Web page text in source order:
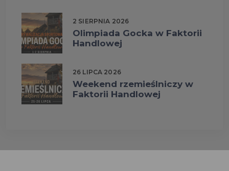
2 SIERPNIA 2026
Olimpiada Gocka w Faktorii
Handlowej
26 LIPCA 2026
Weekend rzemieślniczy w
Faktorii Handlowej